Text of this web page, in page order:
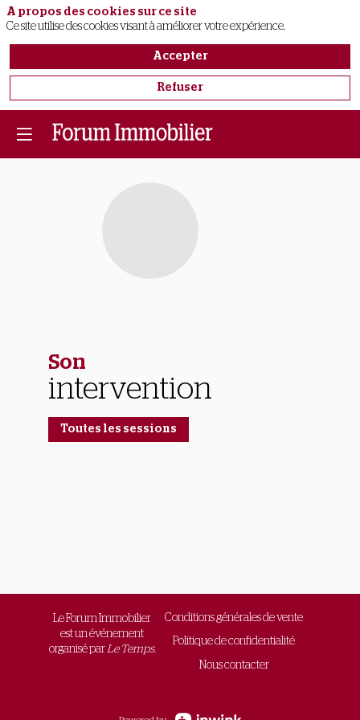
Son
intervention
Toutes les sessions
Le Forum Immobilier
est un événement
organisé parLe Temps.
Conditions générales de vente
Politique de confidentialité
Nous contacter
A propos des cookies sur ce site
Ce site utilise des cookies visant à améliorer votre expérience.
Accepter
Refuser